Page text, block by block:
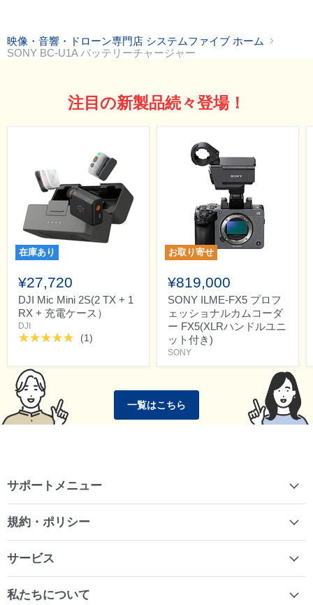
映像・音響・ドローン専門店 システムファイブ ホーム
SONY BC-U1A バッテリーチャージャー
注目の新製品続々登場！
在庫あり
¥27,720
DJI Mic Mini 2S(2 TX + 1
RX + 充電ケース）
DJI
(1)
お取り寄せ
¥819,000
SONY ILME-FX5 プロフ
ェッショナルカムコーダ
ー FX5(XLRハンドルユニ
ット付き)
SONY
一覧はこちら
サポートメニュー
規約・ポリシー
サービス
私たちについて